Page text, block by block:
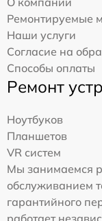
Ремонтируемые
Наши услуги
Согласие на
Способы оплаты
Ремонт
Ноутбуков
Планшетов
VR систем
Мы занимаемся
обслуживанием
гарантийного
работает